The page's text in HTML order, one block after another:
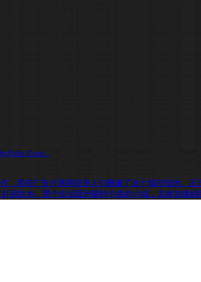
Faith Evan...
，那些广告片商和投资人们翻遍了这个城市找他。
回故乡，那个佐治亚州蒙特卡洛的小城，去参加姨妈